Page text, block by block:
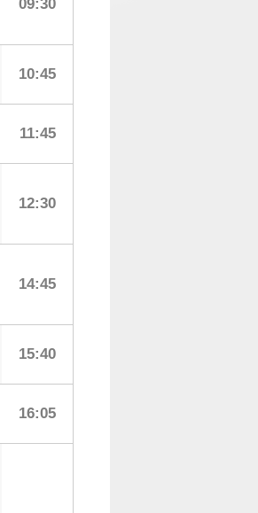
09:30
10:45
11:45
12:30
14:45
15:40
16:05